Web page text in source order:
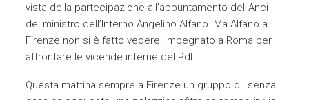
vista della partecipazione all’appuntamento dell’Anci
del ministro dell’Interno Angelino Alfano. Ma Alfano a
Firenze non si è fatto vedere, impegnato a Roma per
affrontare le vicende interne del Pdl.
Questa mattina sempre a Firenze un gruppo di senza